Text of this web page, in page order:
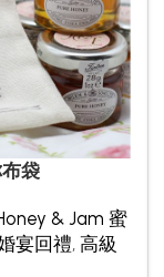
袋
& Jam 蜜
宴回禮, 高級